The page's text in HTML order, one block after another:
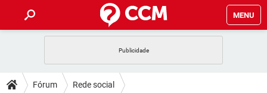
MENU
CELULAR
DICAS
Fórum Rede social